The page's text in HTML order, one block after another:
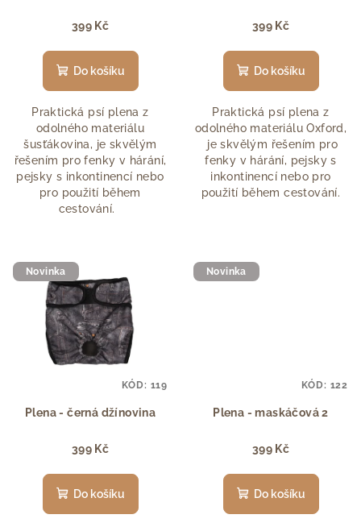
399 Kč
Do košíku
Praktická psí plena z
odolného materiálu
šusťákovina, je skvělým
řešením pro fenky v hárání,
pejsky s inkontinencí nebo
pro použití během
cestování.
399 Kč
Do košíku
Praktická psí plena z
odolného materiálu Oxford,
je skvělým řešením pro
fenky v hárání, pejsky s
inkontinencí nebo pro
použití během cestování.
Novinka
Plena - černá džínovina
399 Kč
Do košíku
KÓD: 119
Novinka
Plena - maskáčová 2
399 Kč
Do košíku
KÓD: 122